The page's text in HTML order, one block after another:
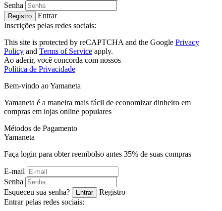
Senha
Registro
Entrar
Inscrições pelas redes sociais:
This site is protected by reCAPTCHA and the Google Privacy
Policy and Terms of Service apply.
Ao aderir, você concorda com nossos
Política de Privacidade
Bem-vindo aoYamaneta
Yamaneta é a maneira mais fácil de economizar dinheiro em
compras em lojas online populares
Métodos de Pagamento
Yamaneta
Faça login para obter reembolso antes 35% de suas compras
E-mail
Senha
Esqueceu sua senha?
Entrar
Registro
Entrar pelas redes sociais: